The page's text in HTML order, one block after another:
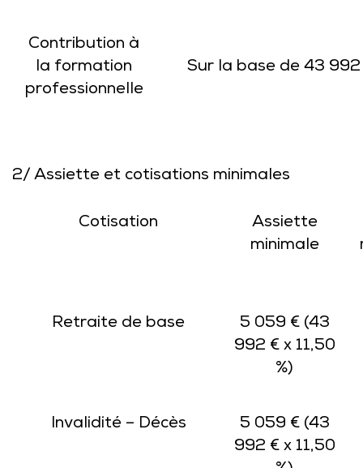
Contribution à
la formation
professionnelle
Sur la base de 43
2/ Assiette et cotisations minimales
Cotisation
Assiette
minimale
Retraite de base
5 059 € (43
992 € x 11,50
%)
Invalidité – Décès
5 059 € (43
992 € x 11,50